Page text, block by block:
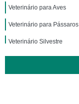
Veterinário para Aves
Veterinário para Pássaros
Veterinário Silvestre